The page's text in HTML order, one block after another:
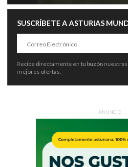
SUSCRÍBETE A ASTURIAS
Recibe directamente en tu buzón
mejores ofertas.
ANUNCIO